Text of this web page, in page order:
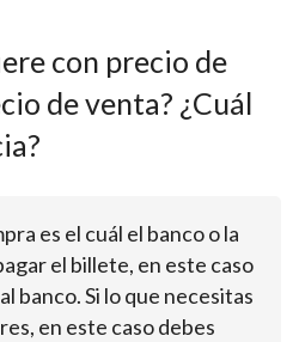
con precio de
de venta? ¿Cuál
es el cuál el banco o la
el billete, en este caso
banco. Si lo que necesitas
en este caso debes